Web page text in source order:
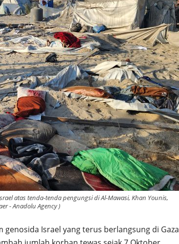
atas tenda-tenda pengungsi di Al-Mawasi, Khan Younis,
- Anadolu Agency )
genosida Israel yang terus berlangsung di Gaza